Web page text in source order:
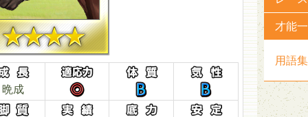
晩成
才能
用語集